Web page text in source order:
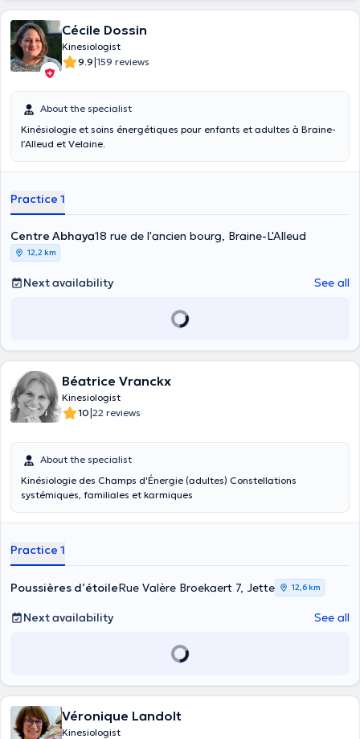
Cécile Dossin
Kinesiologist
9.9|159 reviews
About the specialist
Kinésiologie et soins énergétiques pour enfants et adultes à Braine-
l’Alleud et Velaine.
Practice 1
Centre Abhaya18 rue de l'ancien bourg, Braine-L'Alleud
12,2 km
Next availability See all
Béatrice Vranckx
Kinesiologist
10|22 reviews
About the specialist
Kinésiologie des Champs d'Énergie (adultes) Constellations
systémiques, familiales et karmiques
Practice 1
Poussières d’étoileRue Valère Broekaert 7, Jette 12,6 km
Next availability See all
Véronique Landolt
Kinesiologist